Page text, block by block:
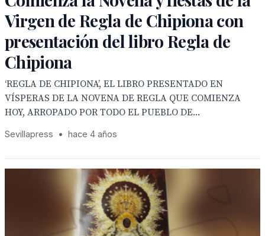
Virgen de Regla de Chipiona con
presentación del libro Regla de
Chipiona
‘REGLA DE CHIPIONA’, EL LIBRO PRESENTADO EN
VÍSPERAS DE LA NOVENA DE REGLA QUE COMIENZA
HOY, ARROPADO POR TODO EL PUEBLO DE...
Sevillapress • hace 4 años